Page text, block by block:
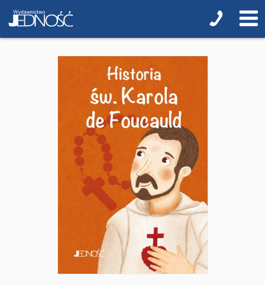
ZAPOWIEDZI
PRZEWODNIKI TERAZ -35% TANIEJ
Adwent i Boże Narodzenie
Biblie dla najmłodszych
Encyklopedie i leksykony
Duchowość, literatura chrześcijańska
Modlitewniki